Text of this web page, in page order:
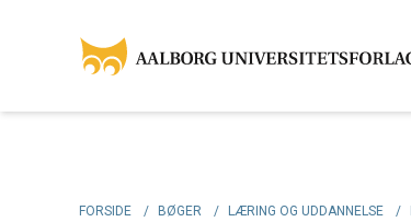
FORSIDE / BØGER / LÆRING OG UDDANNELSE /